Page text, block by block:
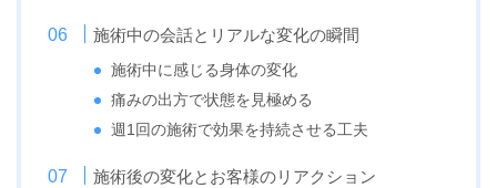
施術中の会話とリアルな変化の瞬間
施術中に感じる身体の変化
痛みの出方で状態を見極める
週1回の施術で効果を持続させる工夫
施術後の変化とお客様のリアクション